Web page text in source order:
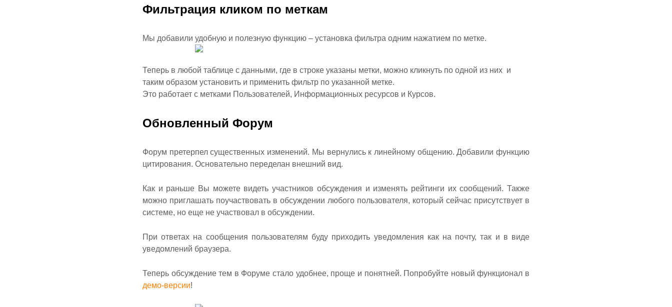
Фильтрация кликом по меткам
Мы добавили удобную и полезную функцию – установка фильтра одним нажатием по метке.
Теперь в любой таблице с данными, где в строке указаны метки, можно кликнуть по одной из них и
таким образом установить и применить фильтр по указанной метке.
Это работает с метками Пользователей, Информационных ресурсов и Курсов.
Обновленный Форум
Форум претерпел существенных изменений. Мы вернулись к линейному общению. Добавили функцию
цитирования. Основательно переделан внешний вид.
Как и раньше Вы можете видеть участников обсуждения и изменять рейтинги их сообщений. Также
можно приглашать поучаствовать в обсуждении любого пользователя, который сейчас присутствует в
системе, но еще не участвовал в обсуждении.
При ответах на сообщения пользователям буду приходить уведомления как на почту, так и в виде
уведомлений браузера.
Теперь обсуждение тем в Форуме стало удобнее, проще и понятней. Попробуйте новый функционал в
демо-версии!